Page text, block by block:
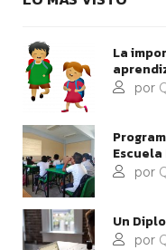
La
por
por
Un
por